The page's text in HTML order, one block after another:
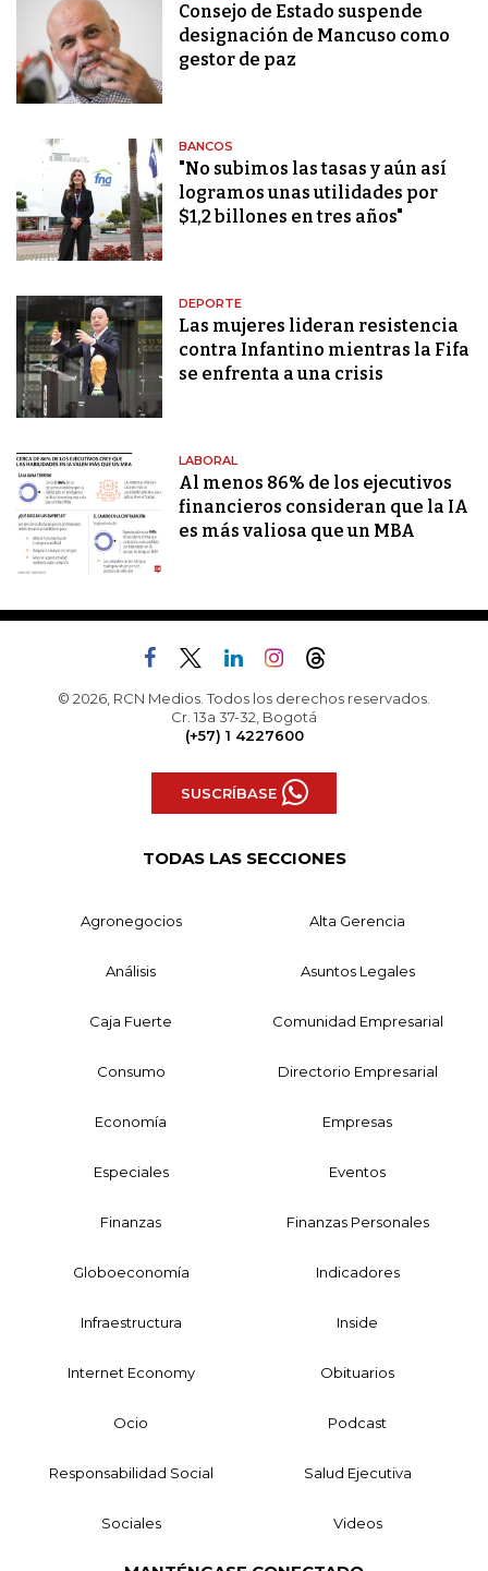
Consejo de Estado suspende
designación de Mancuso como
gestor de paz
BANCOS
"No subimos las tasas y aún así
logramos unas utilidades por
$1,2 billones en tres años"
DEPORTE
Las mujeres lideran resistencia
contra Infantino mientras la Fifa
se enfrenta a una crisis
LABORAL
Al menos 86% de los ejecutivos
financieros consideran que la IA
es más valiosa que un MBA
© 2026, RCN Medios. Todos los derechos reservados.
Cr. 13a 37-32, Bogotá
(+57) 1 4227600
SUSCRÍBASE
TODAS LAS SECCIONES
Agronegocios Alta Gerencia
Análisis Asuntos Legales
Caja Fuerte Comunidad Empresarial
Consumo Directorio Empresarial
Economía Empresas
Especiales Eventos
Finanzas Finanzas Personales
Globoeconomía Indicadores
Infraestructura Inside
Internet Economy Obituarios
Ocio Podcast
Responsabilidad Social Salud Ejecutiva
Sociales Videos